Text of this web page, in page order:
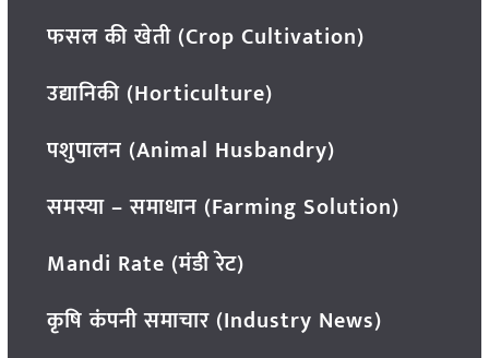
फसल की खेती (Crop Cultivation)
उद्यानिकी (Horticulture)
पशुपालन (Animal Husbandry)
समस्या – समाधान (Farming Solution)
Mandi Rate (मंडी रेट)
कृषि कंपनी समाचार (Industry News)